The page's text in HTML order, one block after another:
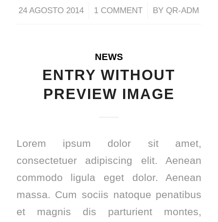
24 AGOSTO 2014
/ 1 COMMENT
/ BY QR-ADM
NEWS
ENTRY WITHOUT
PREVIEW IMAGE
Lorem ipsum dolor sit amet,
consectetuer adipiscing elit. Aenean
commodo ligula eget dolor. Aenean
massa. Cum sociis natoque penatibus
et magnis dis parturient montes,